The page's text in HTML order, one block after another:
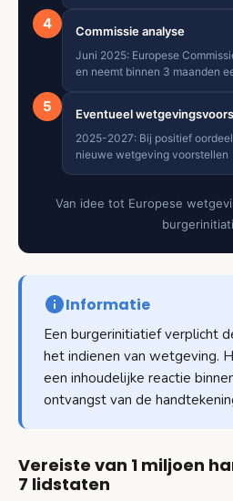
4 Commissie analyse
Juni 2025: Europese
en neemt binnen 3 maanden
5 Eventueel
2025-2027: Bij positief
nieuwe wetgeving voorstellen
Van idee tot Europese
Informatie
Een burgerinitiatief verplicht
het indienen van wetgeving.
een inhoudelijke reactie
ontvangst van de
Vereiste van 1 miljoen
7 lidstaten